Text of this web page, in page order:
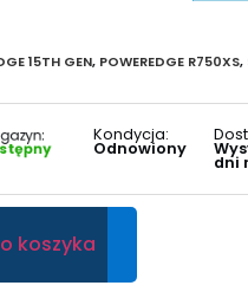
15TH GEN, POWEREDGE R750XS,
Kondycja:
Odnowiony
dni
koszyka